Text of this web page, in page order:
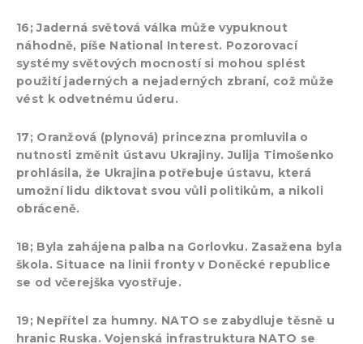
16; Jaderná světová válka může vypuknout
náhodně, píše National Interest. Pozorovací
systémy světových mocností si mohou splést
použití jaderných a nejaderných zbraní, což může
vést k odvetnému úderu.
17; Oranžová (plynová) princezna promluvila o
nutnosti změnit ústavu Ukrajiny. Julija Timošenko
prohlásila, že Ukrajina potřebuje ústavu, která
umožní lidu diktovat svou vůli politikům, a nikoli
obráceně.
18; Byla zahájena palba na Gorlovku. Zasažena byla
škola. Situace na linii fronty v Doněcké republice
se od včerejška vyostřuje.
19; Nepřítel za humny. NATO se zabydluje těsně u
hranic Ruska. Vojenská infrastruktura NATO se